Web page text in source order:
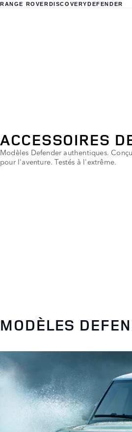
RANGE ROVERDISCOVERYDEFENDER
ACCESSOIRES
Modèles Defender authentiques.
pour l'aventure. Testés à l'extrême.
MODÈLES